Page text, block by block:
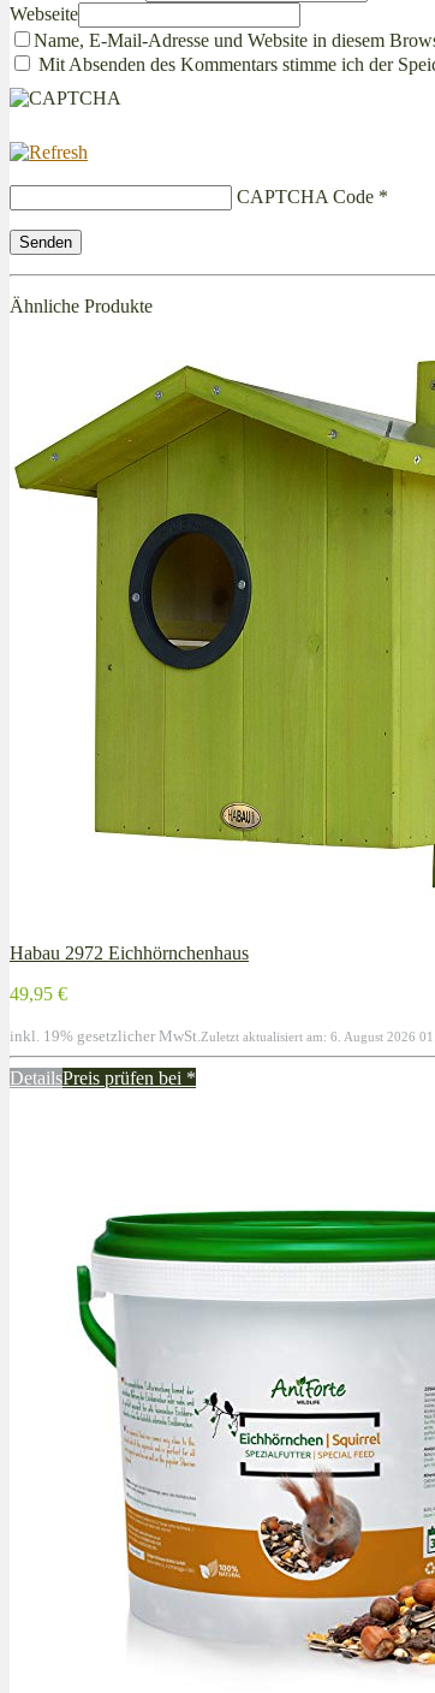
Webseite
Name, E-Mail-Adresse und Website in diesem
Mit Absenden des Kommentars stimme ich der
CAPTCHA Code *
Ähnliche Produkte
Habau 2972 Eichhörnchenhaus
49,95 €
inkl. 19% gesetzlicher MwSt. Zuletzt aktualisiert am: 6. August 2026
DetailsPreis prüfen bei *